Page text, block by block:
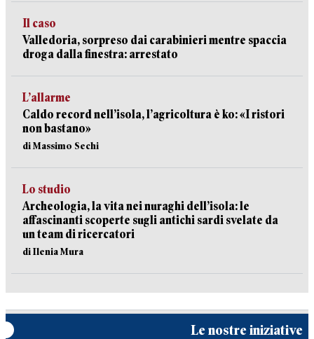
Il caso
Valledoria, sorpreso dai carabinieri mentre spaccia
droga dalla finestra: arrestato
L’allarme
Caldo record nell’isola, l’agricoltura è ko: «I ristori
non bastano»
di Massimo Sechi
Lo studio
Archeologia, la vita nei nuraghi dell’isola: le
affascinanti scoperte sugli antichi sardi svelate da
un team di ricercatori
di Ilenia Mura
Le nostre iniziative